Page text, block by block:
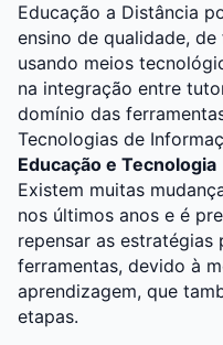
Educação a Distância
ensino de qualidade,
usando meios
na integração entre
domínio das
Tecnologias de
Educação e Tecnologia
Existem muitas
nos últimos anos e é
repensar as estratégias
ferramentas, devido à
aprendizagem, que
etapas.